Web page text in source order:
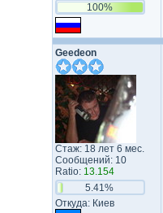
100%
Geedeon
Стаж: 18 лет 6 мес.
Сообщений: 10
Ratio: 13.154
5.41%
Откуда: Киев